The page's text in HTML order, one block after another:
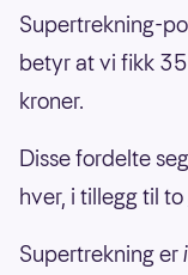
Supertrekning-
betyr at vi fikk
kroner.
Disse fordelte
hver, i tillegg til to
Supertrekning er